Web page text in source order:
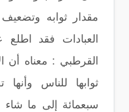
مقدار ثوابه
العبادات فقد
القرطبي : معناه أن
ثوابها للناس
سبعمائة إلى ما شاء